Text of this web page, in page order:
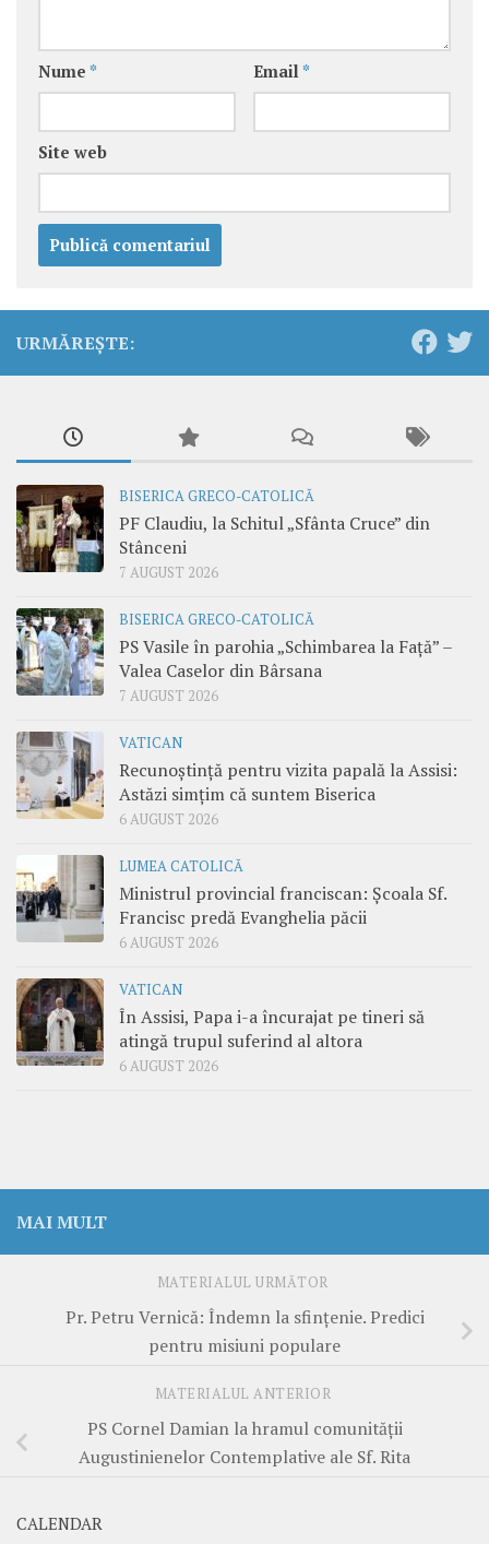
Nume * Email *
Site web
URMĂREȘTE:
BISERICA GRECO-CATOLICĂ
PF Claudiu, la Schitul „Sfânta Cruce” din
Stânceni
7 AUGUST 2026
BISERICA GRECO-CATOLICĂ
PS Vasile în parohia „Schimbarea la Față” –
Valea Caselor din Bârsana
7 AUGUST 2026
VATICAN
Recunoștință pentru vizita papală la Assisi:
Astăzi simțim că suntem Biserica
6 AUGUST 2026
LUMEA CATOLICĂ
Ministrul provincial franciscan: Școala Sf.
Francisc predă Evanghelia păcii
6 AUGUST 2026
VATICAN
În Assisi, Papa i-a încurajat pe tineri să
atingă trupul suferind al altora
6 AUGUST 2026
MAI MULT
MATERIALUL URMĂTOR
Pr. Petru Vernică: Îndemn la sfințenie. Predici
pentru misiuni populare
MATERIALUL ANTERIOR
PS Cornel Damian la hramul comunității
Augustinienelor Contemplative ale Sf. Rita
CALENDAR